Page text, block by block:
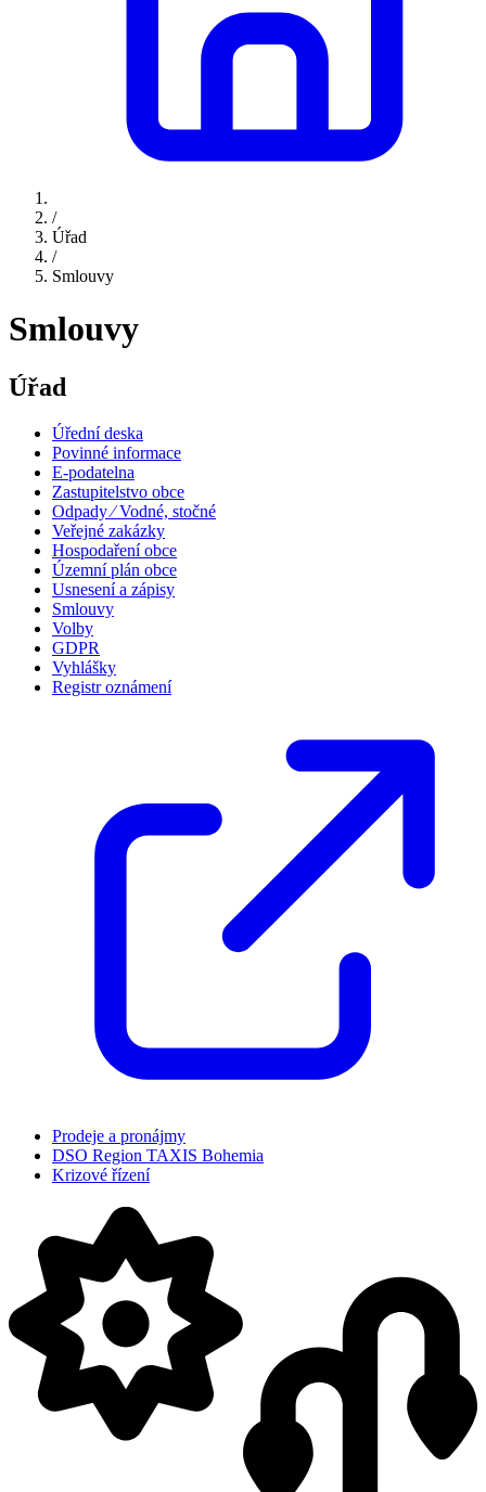
/
Úřad
/
Smlouvy
Smlouvy
Úřad
Úřední deska
Povinné informace
E-podatelna
Zastupitelstvo obce
Odpady ⁄ Vodné, stočné
Veřejné zakázky
Hospodaření obce
Územní plán obce
Usnesení a zápisy
Smlouvy
Volby
GDPR
Vyhlášky
Registr oznámení
Prodeje a pronájmy
DSO Region TAXIS Bohemia
Krizové řízení